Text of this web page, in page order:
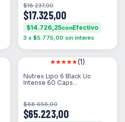
$17.325,00
$18.237,00
$14.726,25con
3 x $5.775,00 sin interés
SIN STOCK (1)
Nutrex Lipo 6 Black Uc
Intense 60 Caps
$65.223,00
$68.656,00